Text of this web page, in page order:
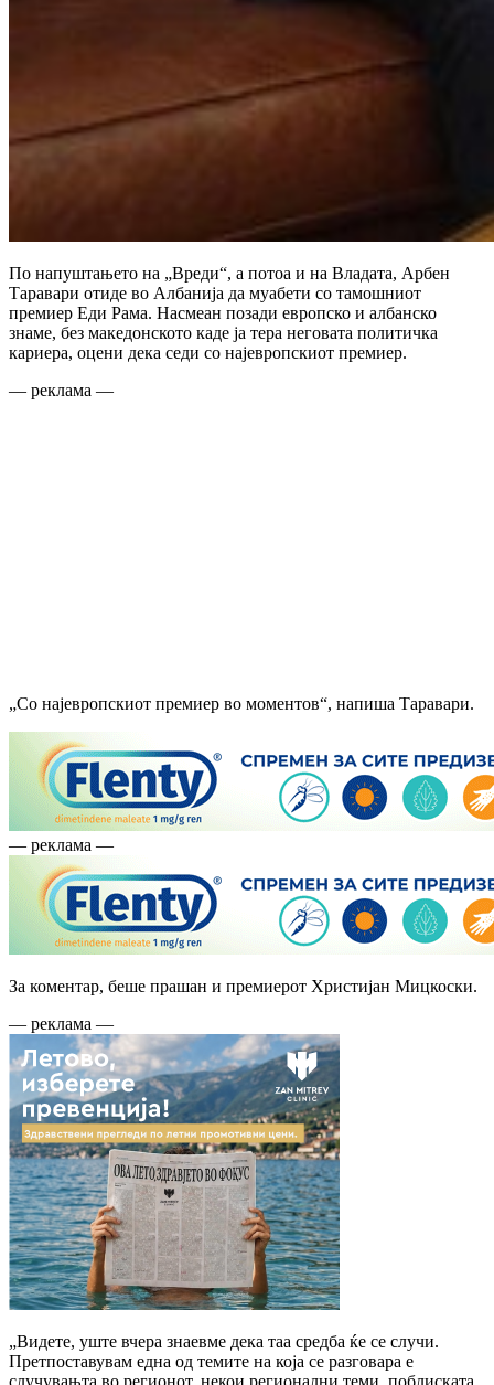
По напуштањето на „Вреди“, а потоа и на Владата, Арбен
Таравари отиде во Албанија да муабети со тамошниот
премиер Еди Рама. Насмеан позади европско и албанско
знаме, без македонското каде ја тера неговата политичка
кариера, оцени дека седи со најевропскиот премиер.
— реклама —
„Со најевропскиот премиер во моментов“, напиша Таравари.
— реклама —
За коментар, беше прашан и премиерот Христијан Мицкоски.
— реклама —
„Видете, уште вчера знаевме дека таа средба ќе се случи.
Претпоставувам една од темите на која се разговара е
случувањта во регионот, некои регионални теми, поблиската